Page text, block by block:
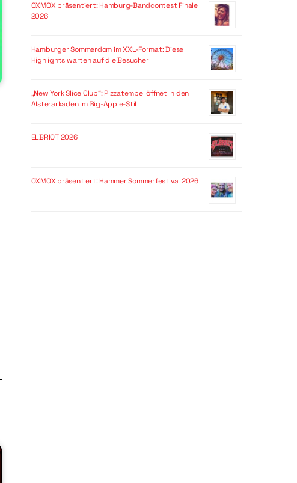
OXMOX präsentiert: Hamburg-Bandcontest Finale
2026
Hamburger Sommerdom im XXL-Format: Diese
Highlights warten auf die Besucher
„New York Slice Club“: Pizzatempel öffnet in den
Alsterarkaden im Big-Apple-Stil
ELBRIOT 2026
OXMOX präsentiert: Hammer Sommerfestival 2026